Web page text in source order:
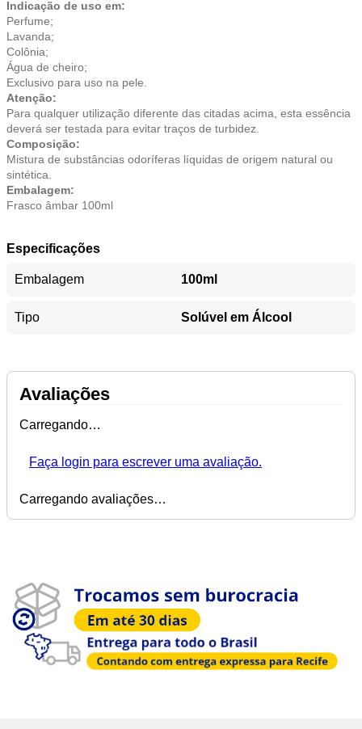
Indicação de uso em:
Perfume;
Lavanda;
Colônia;
Água de cheiro;
Exclusivo para uso na pele.
Atenção:
Para qualquer utilização diferente das citadas acima, esta essência
deverá ser testada para evitar traços de turbidez.
Composição:
Mistura de substâncias odoríferas líquidas de origem natural ou
sintética.
Embalagem:
Frasco âmbar 100ml
Especificações
Embalagem 100ml
Tipo Solúvel em Álcool
Avaliações
Carregando…
Faça login para escrever uma avaliação.
Carregando avaliações…